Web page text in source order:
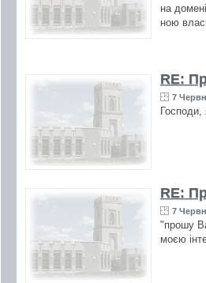
на
ною
RE:
7
RE:
7
"прошу
моєю